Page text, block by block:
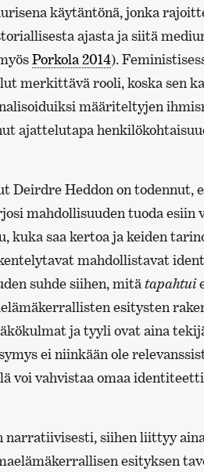
käytäntönä, jonka
ajasta ja siitä
Porkola 2014).
merkittävä rooli, koska sen
määriteltyjen
ajattelutapa
Deirdre Heddon on todennut,
mahdollisuuden tuoda esiin
kuka saa kertoa ja keiden
mahdollistavat
suhde siihen, mitätapahtui
esitysten
ja tyyli ovat aina
ei niinkään ole
voi vahvistaa omaa
siihen liittyy
esityksen